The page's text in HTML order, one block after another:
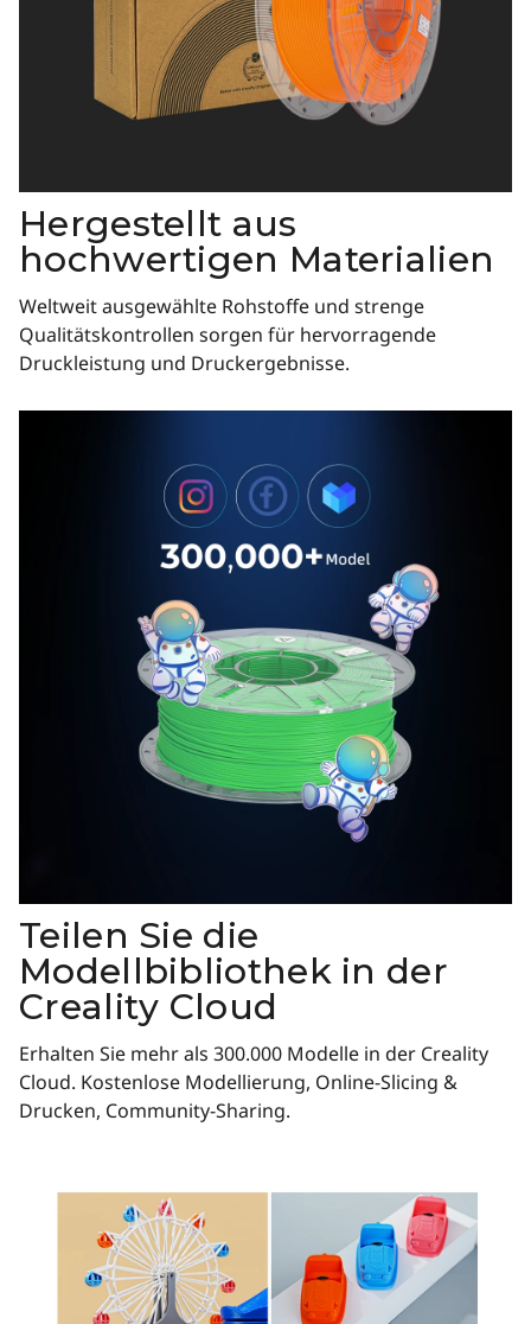
Hergestellt aus
hochwertigen Materialien
Weltweit ausgewählte Rohstoffe und strenge
Qualitätskontrollen sorgen für hervorragende
Druckleistung und Druckergebnisse.
Teilen Sie die
Modellbibliothek in der
Creality Cloud
Erhalten Sie mehr als 300.000 Modelle in der Creality
Cloud. Kostenlose Modellierung, Online-Slicing &
Drucken, Community-Sharing.